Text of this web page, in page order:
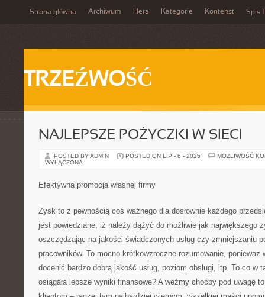
Strona główna Archiwum Hera Kategorie Kontekst Spis
TRZEŹWOŚĆ
NAJLEPSZE POŻYCZKI W SIECI
POSTED BY ADMIN POSTED ON LIP - 6 - 2025
MOŻLIWOŚĆ
WYŁĄCZONA
Efektywna promocja własnej firmy
Zysk to z pewnością coś ważnego dla dosłownie każdego
jest powiedziane, iż należy dążyć do możliwie jak największego
oszczędzając na jakości świadczonych usług czy zmniejszaniu
pracowników. To mocno krótkowzroczne rozumowanie, ponieważ
docenić bardzo dobrą jakość usług, poziom obsługi, itp. To co w
osiągała lepsze wyniki finansowe? A weźmy choćby pod uwagę